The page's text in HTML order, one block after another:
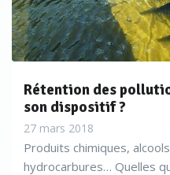
Rétention des
son dispositif ?
27 mars 2018
Produits chimiques,
hydrocarbures… Quelles